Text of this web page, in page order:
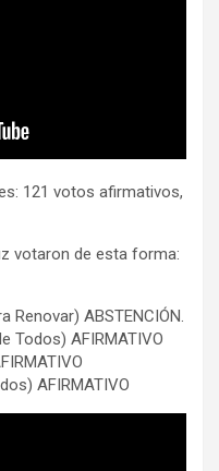
121 votos afirmativos,
votaron de esta forma:
Renovar) ABSTENCIÓN.
Todos) AFIRMATIVO
AFIRMATIVO